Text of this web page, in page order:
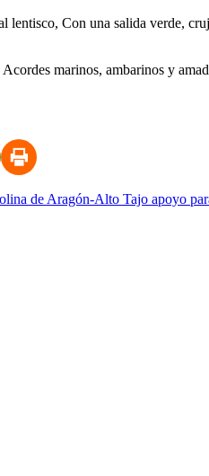
Con una salida verde,
marinos, ambarinos y
de Aragón-Alto Tajo apoyo